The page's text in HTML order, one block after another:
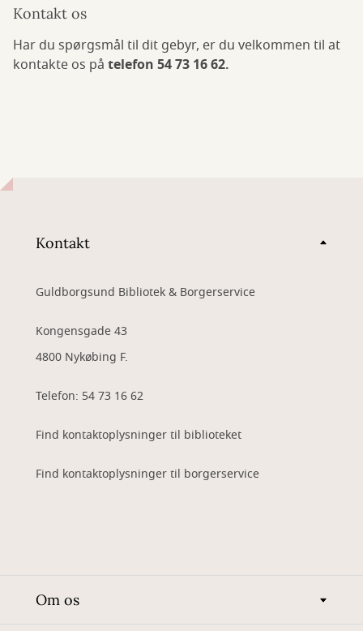
Kontakt os
Har du spørgsmål til dit gebyr, er du velkommen til at
kontakte os på telefon 54 73 16 62.
Kontakt
Guldborgsund Bibliotek & Borgerservice
Kongensgade 43
4800 Nykøbing F.
Telefon: 54 73 16 62
Find kontaktoplysninger til biblioteket
Find kontaktoplysninger til borgerservice
Om os